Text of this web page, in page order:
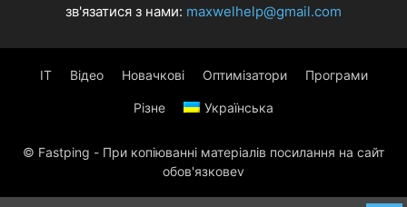
зв'язатися з нами: maxwelhelp@gmail.com
IT Відео Новачкові Оптимізатори Програми
Різне Українська
© Fastping - При копіюванні матеріалів посилання на сайт
обов'язковеv